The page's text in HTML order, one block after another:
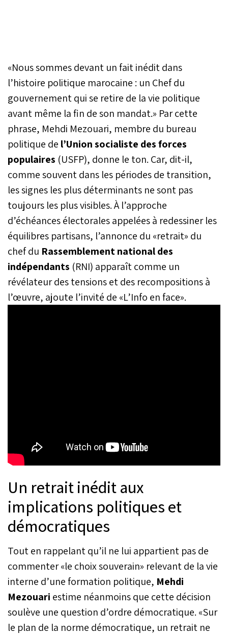
«Nous sommes devant un fait inédit dans
l’histoire politique marocaine : un Chef du
gouvernement qui se retire de la vie politique
avant même la fin de son mandat.» Par cette
phrase, Mehdi Mezouari, membre du bureau
politique de l’Union socialiste des forces
populaires (USFP), donne le ton. Car, dit-il,
comme souvent dans les périodes de transition,
les signes les plus déterminants ne sont pas
toujours les plus visibles. À l’approche
d’échéances électorales appelées à redessiner les
équilibres partisans, l’annonce du «retrait» du
chef du Rassemblement national des
indépendants (RNI) apparaît comme un
révélateur des tensions et des recompositions à
l’œuvre, ajoute l’invité de «L’Info en face».
Un retrait inédit aux
implications politiques et
démocratiques
Tout en rappelant qu’il ne lui appartient pas de
commenter «le choix souverain» relevant de la vie
interne d’une formation politique, Mehdi
Mezouari estime néanmoins que cette décision
soulève une question d’ordre démocratique. «Sur
le plan de la norme démocratique, un retrait ne